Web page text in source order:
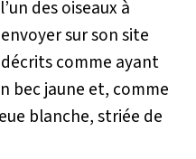
des oiseaux à
sur son site
comme ayant
bec jaune et, comme
blanche, striée de